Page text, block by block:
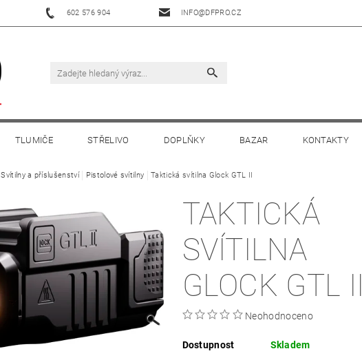
602 576 904 INFO@DFPRO.CZ
TLUMIČE STŘELIVO DOPLŇKY BAZAR KONTAKTY
Svítilny a příslušenství Pistolové svítilny Taktická svítilna Glock GTL II
TAKTICKÁ
SVÍTILNA
GLOCK GTL II
Neohodnoceno
Dostupnost
Skladem